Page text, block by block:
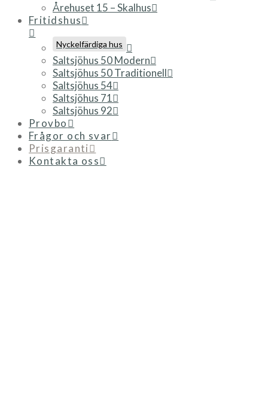
Årehuset 15 – Skalhus
Fritidshus
Nyckelfärdiga hus
Saltsjöhus 50 Modern
Saltsjöhus 50 Traditionell
Saltsjöhus 54
Saltsjöhus 71
Saltsjöhus 92
Provbo
Frågor och svar
Prisgaranti
Kontakta oss